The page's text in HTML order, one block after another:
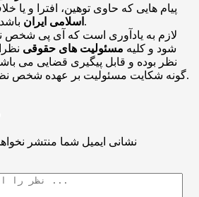
پیام هایی که حاوی توهین، افترا و یا
اسلامی ایران باشد منتشر نخواهد شد.
لازم به یادآوری است که آی پی شخص
شود و کلیه مسئولیت های حقوقی
نظر بوده و قابل پیگیری قضایی می
گونه شکایت مسئولیت بر عهده شخص نظر دهنده خواهد بود.
نشانی ایمیل شما منتشر